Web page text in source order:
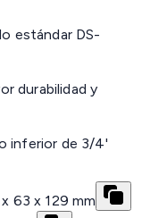
estándar DS-
durabilidad y
inferior de 3/4'
63 x 129 mm